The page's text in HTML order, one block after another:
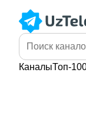
КаналыТоп-